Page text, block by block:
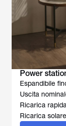
Power
Espandibile
Uscita
Ricarica
Ricarica